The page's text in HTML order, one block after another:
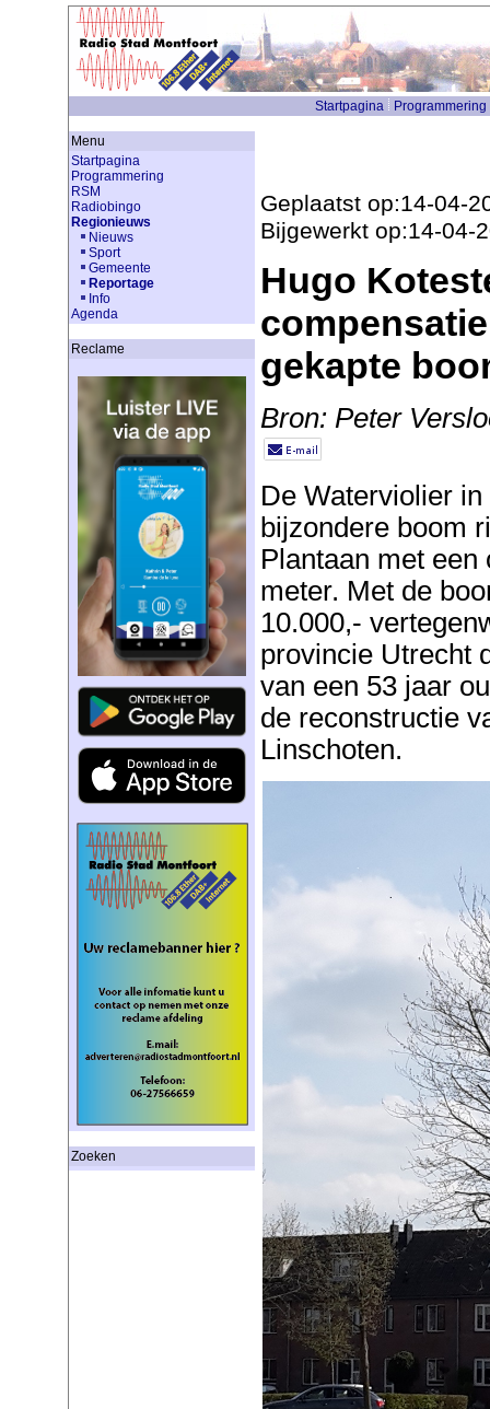
Startpagina Programmering
Menu
Startpagina
Programmering
RSM
Radiobingo
Regionieuws
Nieuws
Sport
Gemeente
Reportage
Info
Agenda
Reclame
Zoeken
Geplaatst op:14-04-
Bijgewerkt op:14-04-
Hugo
gekapte
Bron: Peter
De Waterviolier
bijzondere boom
Plantaan met
meter. Met de
10.000,-
provincie Utrecht
van een 53 jaar
de reconstructie
Linschoten.